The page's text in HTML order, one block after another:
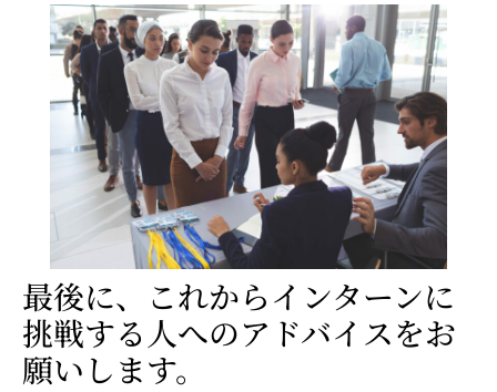
最後に、これからインターンに
挑戦する人へのアドバイスをお
願いします。